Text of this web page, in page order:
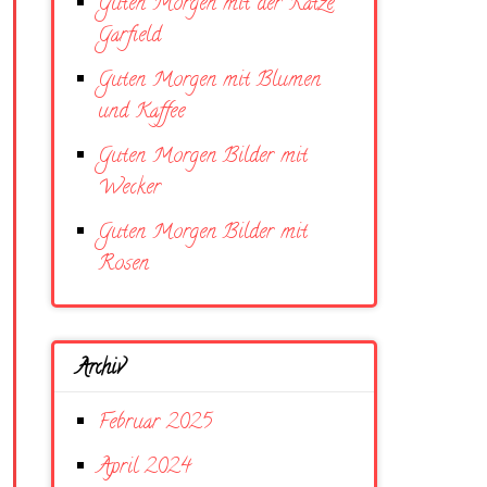
Garfield
Guten Morgen mit Blumen
und Kaffee
Guten Morgen Bilder mit
Wecker
Guten Morgen Bilder mit
Rosen
Archiv
Februar 2025
April 2024